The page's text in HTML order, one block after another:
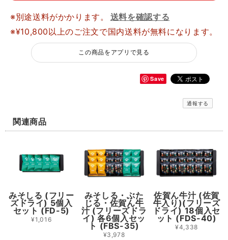
※別途送料がかかります。
送料を確認する
※¥10,800以上のご注文で国内送料が無料になります。
この商品をアプリで見る
Save
通報する
関連商品
みそしる (フリー
ズドライ) 5個入
セット (FD-5)
¥1,016
みそしる・ぶた
じる・佐賀ん牛
汁 (フリーズドラ
イ) 各6個入セッ
ト (FBS-35)
¥3,978
佐賀ん牛汁 (佐賀
牛入り)(フリーズ
ドライ) 18個入セ
ット (FDS-40)
¥4,338